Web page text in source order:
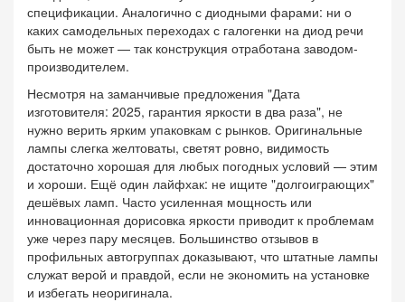
спецификации. Аналогично с диодными фарами: ни о
каких самодельных переходах с галогенки на диод речи
быть не может — так конструкция отработана заводом-
производителем.
Несмотря на заманчивые предложения "Дата
изготовителя: 2025, гарантия яркости в два раза", не
нужно верить ярким упаковкам с рынков. Оригинальные
лампы слегка желтоваты, светят ровно, видимость
достаточно хорошая для любых погодных условий — этим
и хороши. Ещё один лайфхак: не ищите "долгоиграющих"
дешёвых ламп. Часто усиленная мощность или
инновационная дорисовка яркости приводит к проблемам
уже через пару месяцев. Большинство отзывов в
профильных автогруппах доказывают, что штатные лампы
служат верой и правдой, если не экономить на установке
и избегать неоригинала.